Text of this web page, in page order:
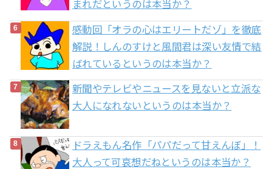
まれだというのは本当か？
感動回「オラの心はエリートだゾ」を徹底
解説！しんのすけと風間君は深い友情で結
ばれているというのは本当か？
新聞やテレビやニュースを見ないと立派な
大人になれないというのは本当か？
ドラえもん名作「パパだって甘えんぼ」！
大人って可哀想だねというのは本当か？